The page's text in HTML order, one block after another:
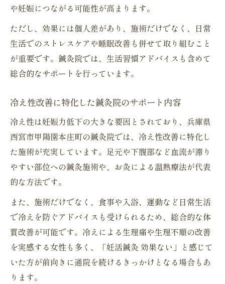
や妊娠につながる可能性が高まります。
ただし、効果には個人差があり、施術だけでなく、日常
生活でのストレスケアや睡眠改善も併せて取り組むこと
が重要です。鍼灸院では、生活習慣アドバイスも含めて
総合的なサポートを行っています。
冷え性改善に特化した鍼灸院のサポート内容
冷え性は妊娠力低下の大きな要因とされており、兵庫県
西宮市甲陽園本庄町の鍼灸院では、冷え性改善に特化し
た施術が充実しています。足元や下腹部など血流が滞り
やすい部位への鍼灸施術や、お灸による温熱療法が代表
的な方法です。
また、施術だけでなく、食事や入浴、運動など日常生活
で冷えを防ぐアドバイスも受けられるため、総合的な体
質改善が可能です。冷えによる生理痛や生理不順の改善
を実感する女性も多く、「妊活鍼灸 効果ない」と感じて
いた方が前向きに通院を続けるきっかけとなる場合もあ
ります。